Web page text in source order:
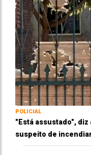
POLICIAL
"Está assustado",
suspeito de